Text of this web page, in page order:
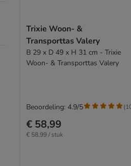
Trixie Woon- &
Transporttas Valery
B 29 x D 49 x H 31 cm - Trixie
Woon- & Transporttas Valery
€ 58,99
€ 58,99 / stuk
Beoordeling: 4.9/5 (